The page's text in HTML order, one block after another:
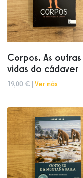
Corpos. As outras
vidas do cádaver
19,00 € | Ver más